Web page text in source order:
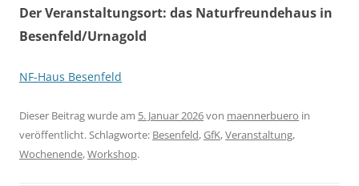
Der Veranstaltungsort: das Naturfreundehaus in
Besenfeld/Urnagold
NF-Haus Besenfeld
Dieser Beitrag wurde am 5. Januar 2026von maennerbuero in
veröffentlicht. Schlagworte: Besenfeld,GfK,Veranstaltung,
Wochenende,Workshop.